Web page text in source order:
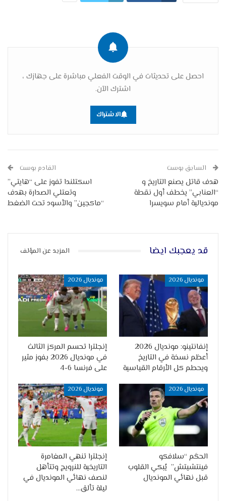
احصل على تحديثات في الوقت الفعلي مباشرة على جهازك ،
اشترك الآن.
الاشتراك
السابق بوست
هدف قاتل يصنع التاريخ و
“العنابي” يخطف أول نقطة
مونديالية أمام سويسرا
القادم بوست
اسكتلندا تفوز على “هايتي”
وتعتلي الصدارة بهدف
“ماكجين” والأسود تحت الضغط
قد يعجبك ايضا المزيد عن المؤلف
مونديال 2026
إنفانتينو: مونديال 2026
أعظم نسخة في التاريخ
ويحطم كل الأرقام القياسية
مونديال 2026
إنجلترا تحسم المركز الثالث
في مونديال 2026 بفوز مثير
على فرنسا 6-4
مونديال 2026
الحكَم “سلافكو
فينتشيتش” يُبكي القلوب
قبل نهائي المونديال
مونديال 2026
إنجلترا تنهي المغامرة
التاريخية للنرويج وتتأهل
لنصف نهائي المونديال في
ليلة تألق…